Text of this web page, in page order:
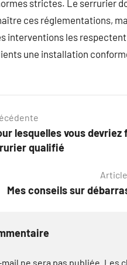
strictes. Le serrurier
ces réglementations,
interventions les
une installation
lesquelles vous devriez
qualifié
Mes conseils sur
ne sera pas publiée. Les